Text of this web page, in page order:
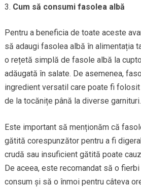
Cum să consumi fasolea albă
Pentru a beneficia de toate aceste
să adaugi fasolea albă în alimentația
o rețetă simplă de fasole albă la
adăugată în salate. De asemenea,
ingredient versatil care poate fi
de la tocănițe până la diverse garnituri.
Este important să menționăm că
gătită corespunzător pentru a fi
crudă sau insuficient gătită poate
De aceea, este recomandat să o
consum și să o înmoi pentru câteva